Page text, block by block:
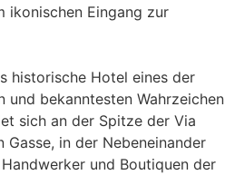
ikonischen Eingang zur
historische Hotel eines der
und bekanntesten Wahrzeichen
sich an der Spitze der Via
Gasse, in der Nebeneinander
und Boutiquen der